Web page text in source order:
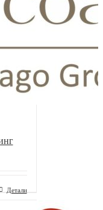
Детали